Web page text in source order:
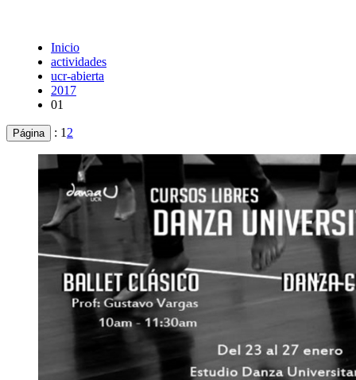
Inicio
actividades
ucr-abierta
2017
01
Página : 1 2